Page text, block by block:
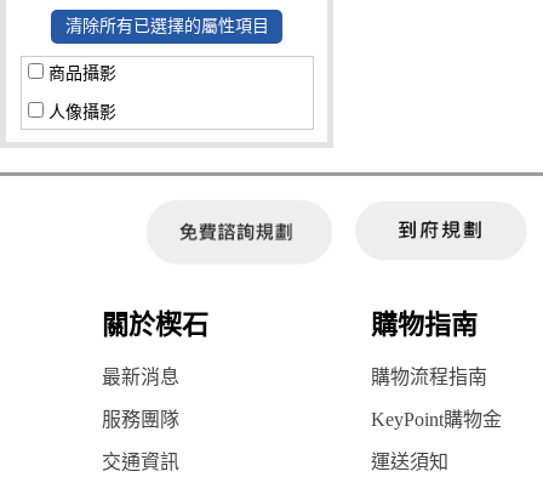
清除所有已選擇的屬性項目
商品攝影
人像攝影
關於楔石 購物指南
最新消息 購物流程指南
服務團隊 KeyPoint購物金
交通資訊 運送須知